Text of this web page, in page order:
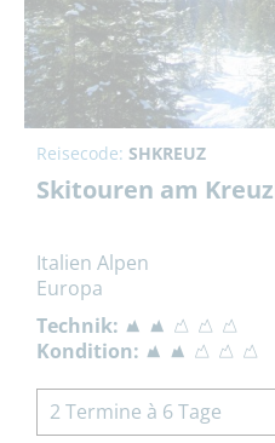
Reisecode: SHKREUZ
Skitouren am
Italien Alpen
Europa
Technik:
Kondition:
2 Termine à 6 Tage